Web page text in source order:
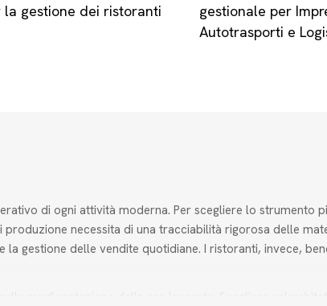
la gestione dei ristoranti
gestionale per
Autotrasporti e
di ogni attività moderna. Per scegliere lo strumento
necessita di una tracciabilità rigorosa delle
gestione delle vendite quotidiane. I ristoranti, invece,